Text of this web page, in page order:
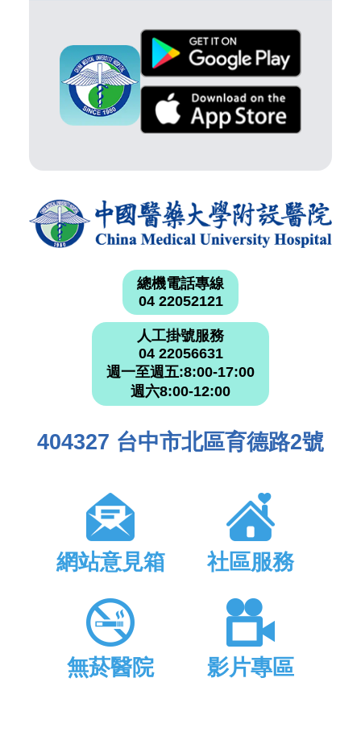
總機電話專線
04 22052121
人工掛號服務
04 22056631
週一至週五:8:00-17:00
週六8:00-12:00
404327 台中市北區育德路2號
網站意見箱 社區服務
無菸醫院 影片專區